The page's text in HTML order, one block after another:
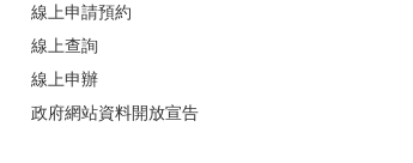
線上申請預約
線上查詢
線上申辦
政府網站資料開放宣告